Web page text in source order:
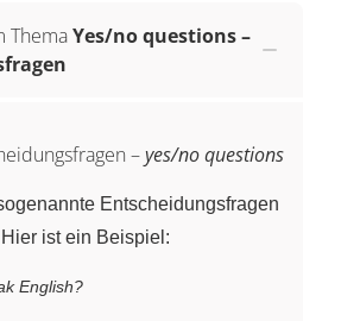
ThemaYes/no questions –
–yes/no questions
Entscheidungsfragen
ist ein Beispiel:
English?